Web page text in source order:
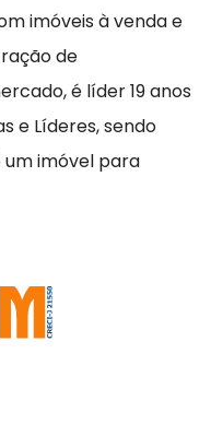
imóveis à venda e
de
é líder 19 anos
e Líderes, sendo
um imóvel para